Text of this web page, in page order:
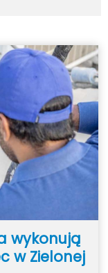
wykonują
w Zielonej